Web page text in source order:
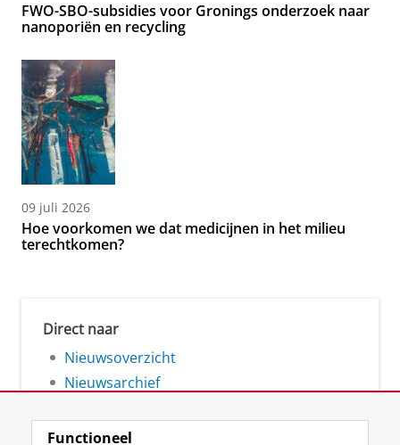
FWO-SBO-subsidies voor Gronings onderzoek naar
nanoporiën en recycling
09 juli 2026
Hoe voorkomen we dat medicijnen in het milieu
terechtkomen?
Direct naar
Nieuwsoverzicht
Nieuwsarchief
Functioneel